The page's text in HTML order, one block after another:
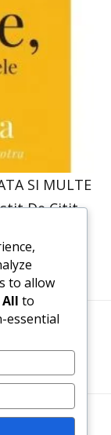
SI MULTE
De Citit
DREPTURILE
to allow
to
essential